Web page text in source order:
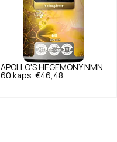
APOLLO'S HEGEMONY NMN
60 kaps. €46,48